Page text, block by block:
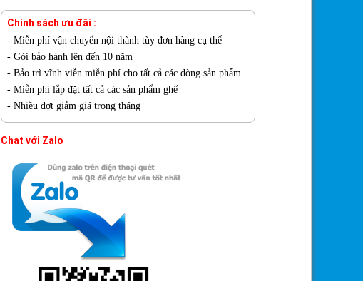
Chính sách ưu đãi :
- Miễn phí vận chuyển nội thành tùy đơn hàng cụ thể
- Gói bảo hành lên đến 10 năm
- Bảo trì vĩnh viễn miễn phí cho tất cả các dòng sản phẩm
- Miễn phí lắp đặt tất cả các sản phẩm ghế
- Nhiều đợt giảm giá trong tháng
Chat với Zalo